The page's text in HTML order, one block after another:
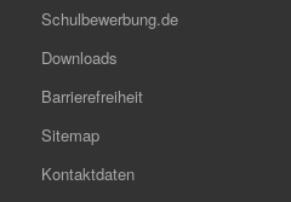
Schulbewerbung.de
Downloads
Barrierefreiheit
Sitemap
Kontaktdaten